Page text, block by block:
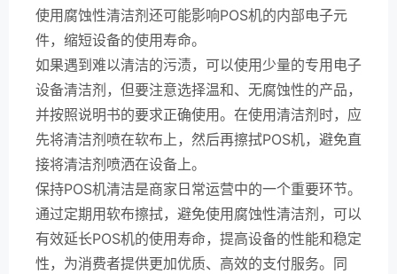
使用腐蚀性清洁剂还可能影响POS机的内部电子元
件，缩短设备的使用寿命。
如果遇到难以清洁的污渍，可以使用少量的专用电子
设备清洁剂，但要注意选择温和、无腐蚀性的产品，
并按照说明书的要求正确使用。在使用清洁剂时，应
先将清洁剂喷在软布上，然后再擦拭POS机，避免直
接将清洁剂喷洒在设备上。
保持POS机清洁是商家日常运营中的一个重要环节。
通过定期用软布擦拭，避免使用腐蚀性清洁剂，可以
有效延长POS机的使用寿命，提高设备的性能和稳定
性，为消费者提供更加优质、高效的支付服务。同